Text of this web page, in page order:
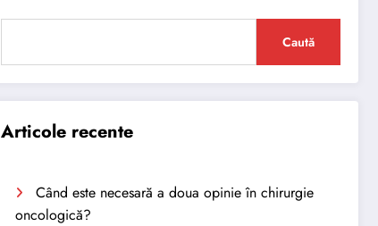
Caută
Articole recente
Când este necesară a doua opinie în chirurgie
oncologică?